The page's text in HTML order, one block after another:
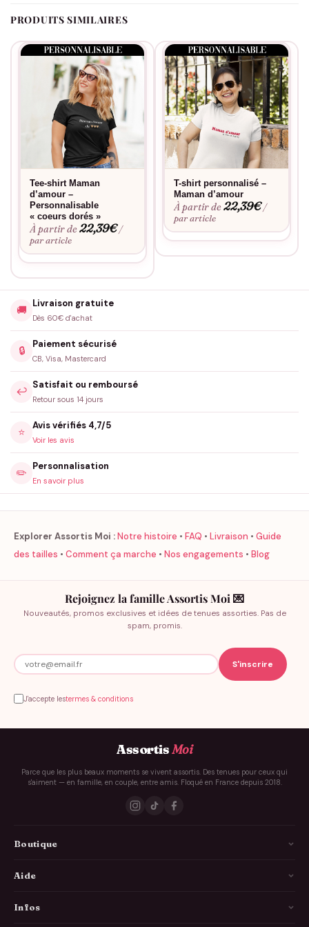
vêtement qui vous accompagne longtemps.
PRODUITS SIMILAIRES
Tee-shirt Maman
d’amour –
Personnalisable
« coeurs dorés »
À partir de22,39€ /
par article
T-shirt personnalisé –
Maman d’amour
À partir de22,39€ /
par article
🚚
Livraison gratuite
Dès 60€ d'achat
🔒
Paiement sécurisé
CB, Visa, Mastercard
↩️
Satisfait ou remboursé
Retour sous 14 jours
⭐
Avis vérifiés 4,7/5
Voir les avis
✏️
Personnalisation
En savoir plus
Explorer Assortis Moi :Notre histoire • FAQ • Livraison • Guide
des tailles • Comment ça marche • Nos engagements • Blog
Rejoignez la famille Assortis Moi 💌
Nouveautés, promos exclusives et idées de tenues assorties. Pas de
spam, promis.
J'accepte lestermes & conditions
AssortisMoi
Parce que les plus beaux moments se vivent assortis. Des tenues pour ceux qui
s'aiment — en famille, en couple, entre amis. Floqué en France depuis 2018.
Boutique
Aide
Infos